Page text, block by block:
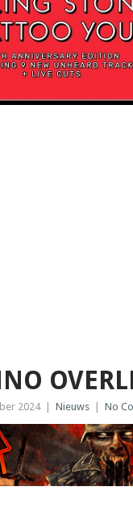
2024 Nieuws No